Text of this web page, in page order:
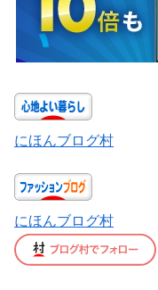
にほんブログ村
にほんブログ村